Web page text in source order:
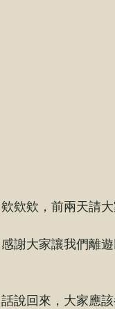
欸欸欸，前兩天請
感謝大家讓我們離
話說回來，大家應